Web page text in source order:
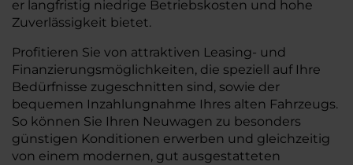
er langfristig niedrige Betriebskosten und hohe
Zuverlässigkeit bietet.
Profitieren Sie von attraktiven Leasing- und
Finanzierungsmöglichkeiten, die speziell auf Ihre
Bedürfnisse zugeschnitten sind, sowie der
bequemen Inzahlungnahme Ihres alten Fahrzeugs.
So können Sie Ihren Neuwagen zu besonders
günstigen Konditionen erwerben und gleichzeitig
von einem modernen, gut ausgestatteten